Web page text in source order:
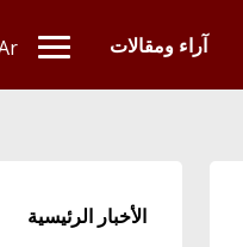
آراء ومقالات
الأخبار الرئيسية